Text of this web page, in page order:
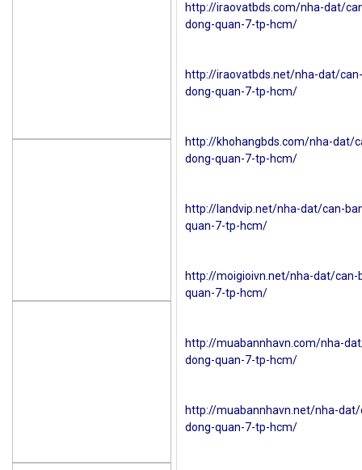
http://iraovatbds.com/nha-dat/
dong-quan-7-tp-hcm/
http://iraovatbds.net/nha-dat/
dong-quan-7-tp-hcm/
http://khohangbds.com/nha-dat/
dong-quan-7-tp-hcm/
http://landvip.net/nha-dat/can-
quan-7-tp-hcm/
http://moigioivn.net/nha-dat/
quan-7-tp-hcm/
http://muabannhavn.com/nha-
dong-quan-7-tp-hcm/
http://muabannhavn.net/nha-
dong-quan-7-tp-hcm/